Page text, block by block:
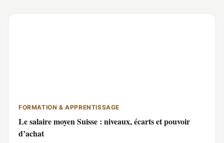
FORMATION & APPRENTISSAGE
Le salaire moyen Suisse : niveaux, écarts et pouvoir
d’achat